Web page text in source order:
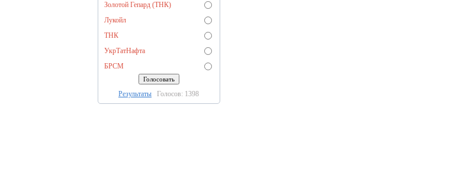
Золотой Гепард (ТНК)
Лукойл
ТНК
УкрТатНафта
БРСМ
Результаты Голосов: 1398